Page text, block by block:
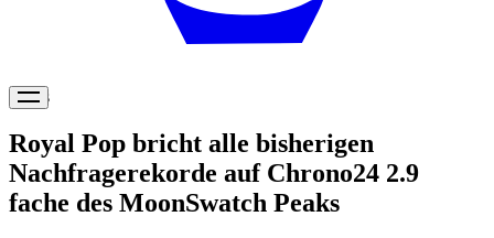
News
Royal Pop bricht alle bisherigen
Nachfragerekorde auf Chrono24 2.9
fache des MoonSwatch Peaks